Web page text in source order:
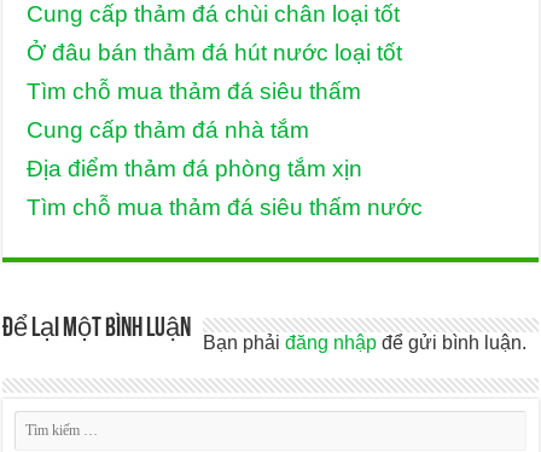
Cung cấp thảm đá chùi chân loại tốt
Ở đâu bán thảm đá hút nước loại tốt
Tìm chỗ mua thảm đá siêu thấm
Cung cấp thảm đá nhà tắm
Địa điểm thảm đá phòng tắm xịn
Tìm chỗ mua thảm đá siêu thấm nước
Để lại một bình luận Bạn phảiđăng nhập để gửi bình luận.